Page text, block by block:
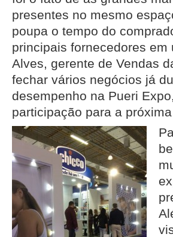
presentes no mesmo
poupa o tempo do
principais fornecedores em
Alves, gerente de Vendas
fechar vários negócios já
desempenho na Pueri
participação para a